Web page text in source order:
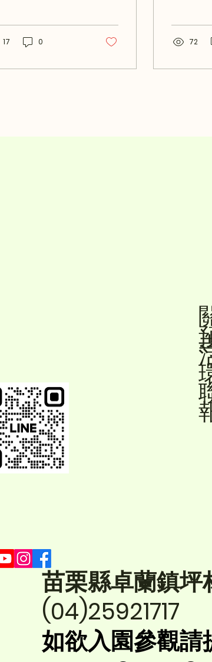
17 0
理事長家
元山·寺
72
苗栗縣卓蘭鎮坪
(04)25921717
如欲入園參觀